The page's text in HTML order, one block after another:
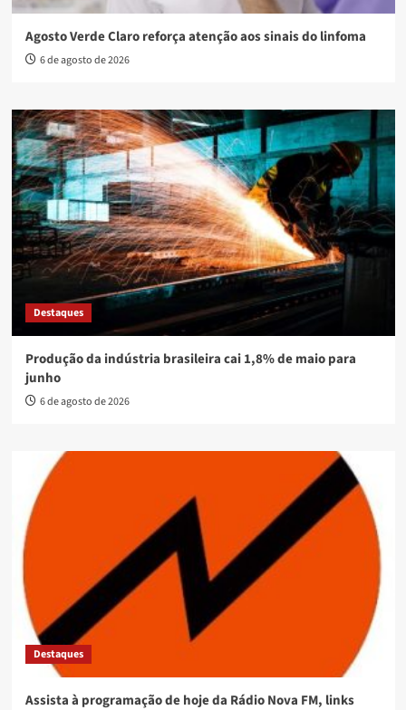
Agosto Verde Claro reforça atenção aos sinais do linfoma
6 de agosto de 2026
Destaques
Produção da indústria brasileira cai 1,8% de maio para
junho
6 de agosto de 2026
Destaques
Assista à programação de hoje da Rádio Nova FM, links